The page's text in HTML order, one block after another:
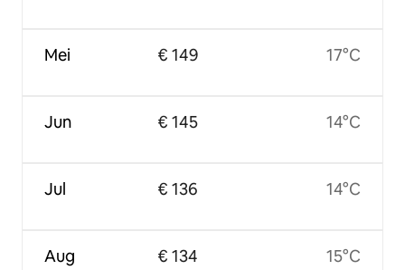
Mei
Jun
Jul
Aug
€ 149
€ 145
€ 136
€ 134
17°C
14°C
14°C
15°C